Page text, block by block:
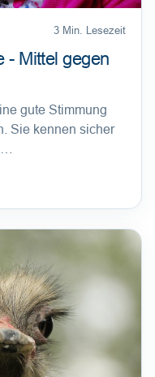
3 Min. Lesezeit
- Mittel gegen
gute Stimmung
Sie kennen sicher